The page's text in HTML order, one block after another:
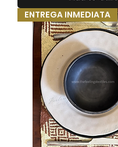
ENTREGA INMEDIATA